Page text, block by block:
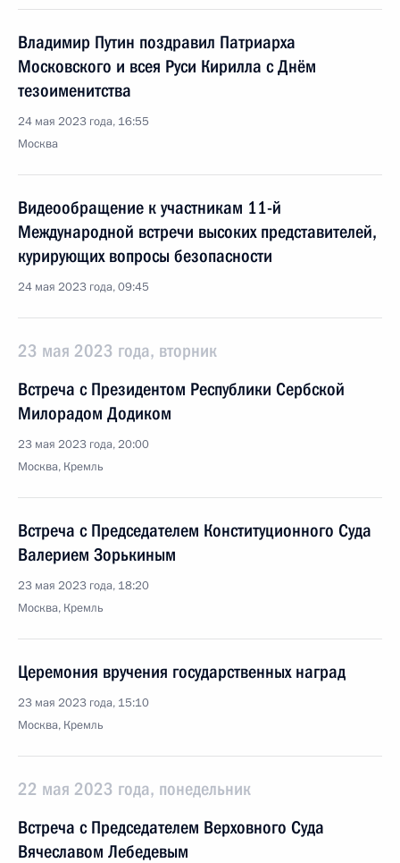
Владимир Путин поздравил Патриарха
Московского и всея Руси Кирилла с Днём
тезоименитства
24 мая 2023 года, 16:55
Москва
Видеообращение к участникам 11-й
Международной встречи высоких представителей,
курирующих вопросы безопасности
24 мая 2023 года, 09:45
23 мая 2023 года, вторник
Встреча с Президентом Республики Сербской
Милорадом Додиком
23 мая 2023 года, 20:00
Москва, Кремль
Встреча с Председателем Конституционного Суда
Валерием Зорькиным
23 мая 2023 года, 18:20
Москва, Кремль
Церемония вручения государственных наград
23 мая 2023 года, 15:10
Москва, Кремль
22 мая 2023 года, понедельник
Встреча с Председателем Верховного Суда
Вячеславом Лебедевым